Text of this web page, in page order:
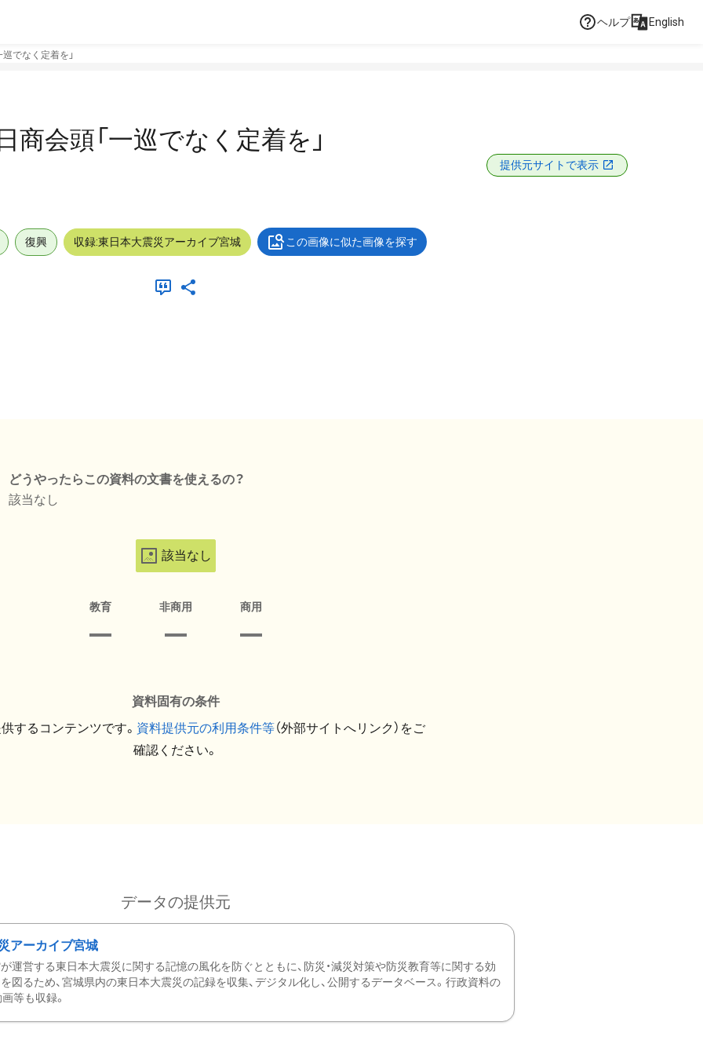
ヘルプ English
でなく定着を」
会頭「一巡でなく定着を」
提供元サイトで表示
復興 収録:東日本大震災アーカイブ宮城 この画像に似た画像を探す
どうやったらこの資料の文書を使えるの？
該当なし
該当なし
教育 非商用 商用
資料固有の条件
するコンテンツです。 資料提供元の利用条件等（外部サイトへリンク）をご
確認ください。
データの提供元
アーカイブ宮城
運営する東日本大震災に関する記憶の風化を防ぐとともに、防災・減災対策や防災教育等に関する効
図るため、宮城県内の東日本大震災の記録を収集、デジタル化し、公開するデータベース。行政資料の
等も収録。